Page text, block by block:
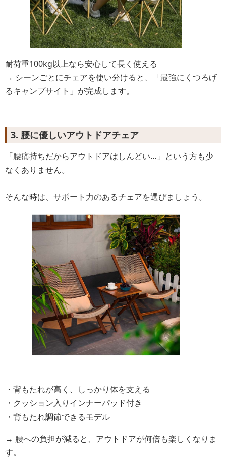
耐荷重100kg以上なら安心して長く使える
→ シーンごとにチェアを使い分けると、「最強にくつろげ
るキャンプサイト」が完成します。
3. 腰に優しいアウトドアチェア
「腰痛持ちだからアウトドアはしんどい…」という方も少
なくありません。
そんな時は、サポート力のあるチェアを選びましょう。
・背もたれが高く、しっかり体を支える
・クッション入りインナーパッド付き
・背もたれ調節できるモデル
→ 腰への負担が減ると、アウトドアが何倍も楽しくなりま
す。